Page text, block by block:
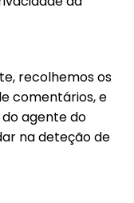
recolhemos os
comentários, e
agente do
na deteção de